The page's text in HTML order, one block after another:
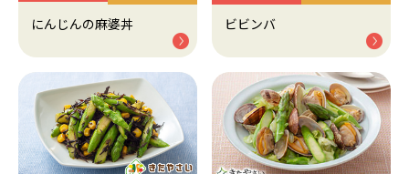
にんじんの麻婆丼 ビビンバ